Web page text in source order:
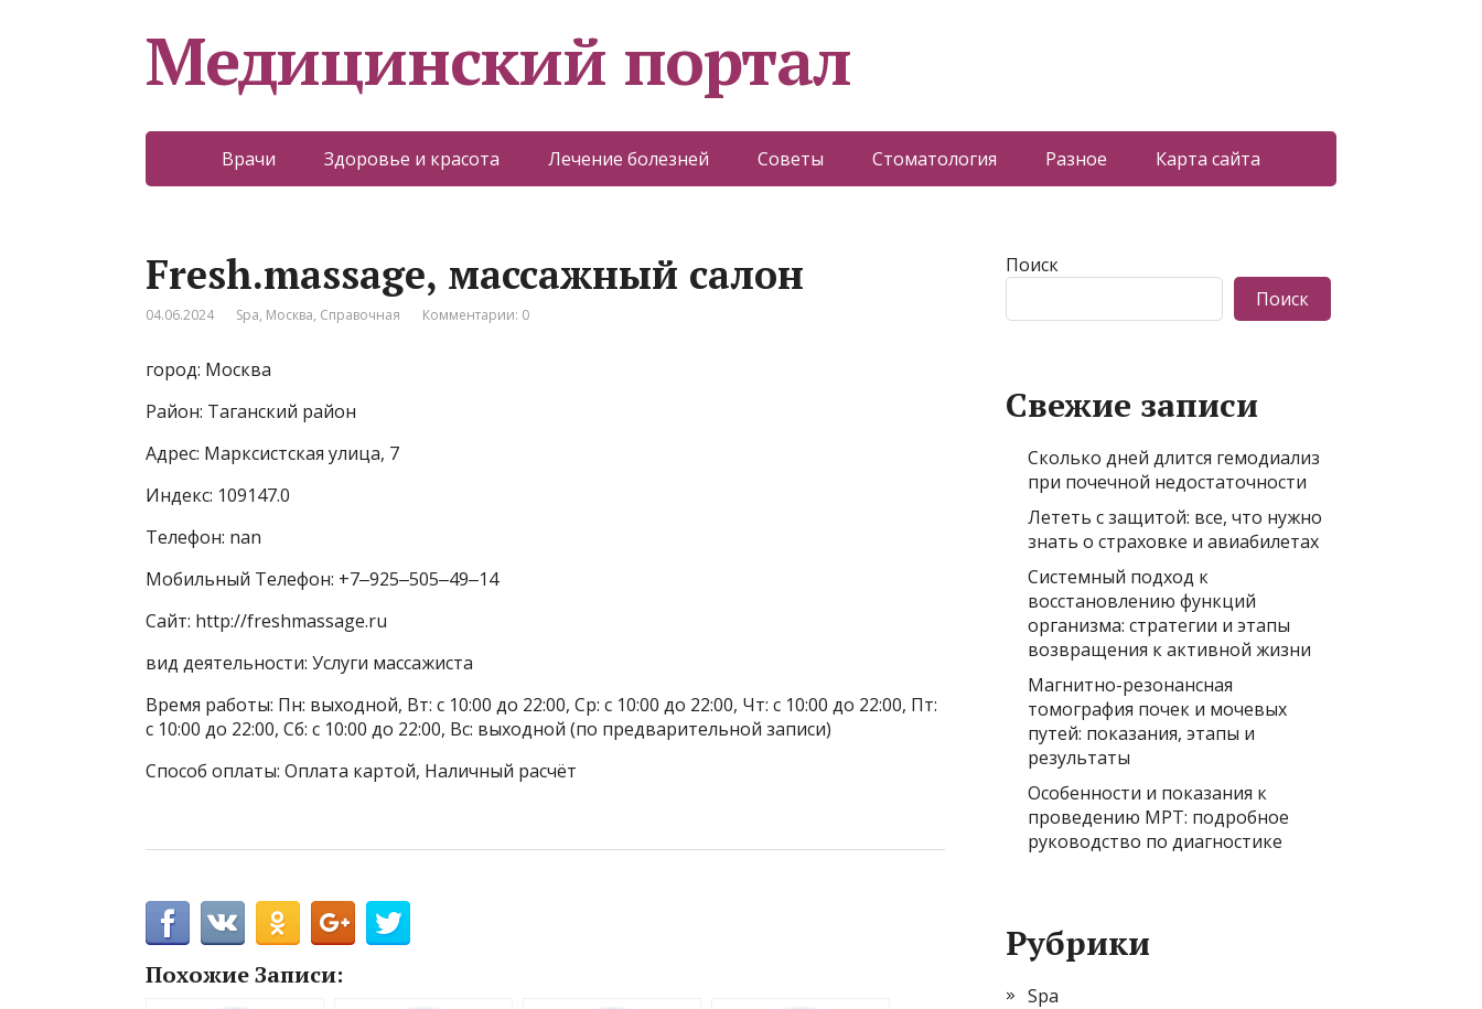
Медицинский портал
Врачи Здоровье и красота Лечение болезней Советы Стоматология Разное Карта сайта
Fresh.massage, массажный салон
04.06.2024 Spa, Москва, Справочная Комментарии: 0
город: Москва
Район: Таганский район
Адрес: Марксистская улица, 7
Индекс: 109147.0
Телефон: nan
Мобильный Телефон: +7‒925‒505‒49‒14
Сайт: http://freshmassage.ru
вид деятельности: Услуги массажиста
Время работы: Пн: выходной, Вт: с 10:00 до 22:00, Ср: с 10:00 до 22:00, Чт: с 10:00 до 22:00, Пт:
с 10:00 до 22:00, Сб: с 10:00 до 22:00, Вс: выходной (по предварительной записи)
Способ оплаты: Оплата картой, Наличный расчёт
Похожие Записи:
Поиск
Поиск
Свежие записи
Сколько дней длится гемодиализ
при почечной недостаточности
Лететь с защитой: все, что нужно
знать о страховке и авиабилетах
Системный подход к
восстановлению функций
организма: стратегии и этапы
возвращения к активной жизни
Магнитно-резонансная
томография почек и мочевых
путей: показания, этапы и
результаты
Особенности и показания к
проведению МРТ: подробное
руководство по диагностике
Рубрики
Spa